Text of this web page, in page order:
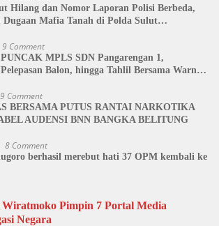
Hilang dan Nomor Laporan Polisi Berbeda,
Dugaan Mafia Tanah di Polda Sulut
9 Comment
MPLS SDN Pangarengan 1,
Balon, hingga Tahlil Bersama Warnai
9 Comment
BERSAMA PUTUS RANTAI NARKOTIKA
AUDENSI BNN BANGKA BELITUNG
8 Comment
berhasil merebut hati 37 OPM kembali ke
Pimpin 7 Portal Media
Negara